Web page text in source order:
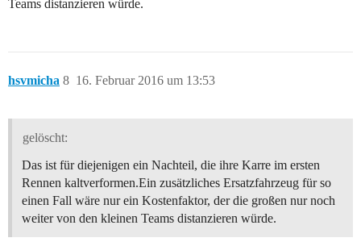
Teams distanzieren würde.
hsvmicha 16. Februar 2016 um 13:53
8
gelöscht:
Das ist für diejenigen ein Nachteil, die ihre Karre im ersten
Rennen kaltverformen.Ein zusätzliches Ersatzfahrzeug für so
einen Fall wäre nur ein Kostenfaktor, der die großen nur noch
weiter von den kleinen Teams distanzieren würde.